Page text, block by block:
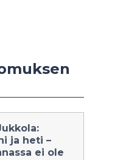
ja heti –
ei ole